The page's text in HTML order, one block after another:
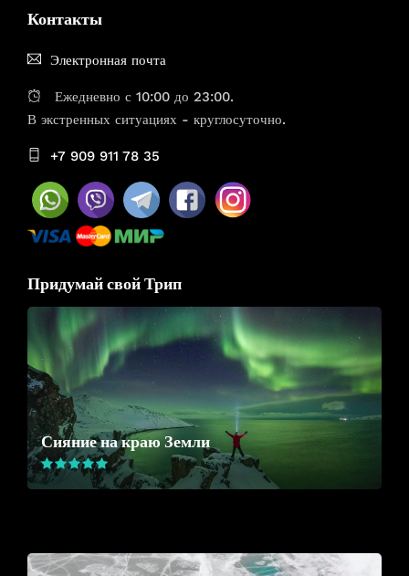
Контакты
Электронная почта
Ежедневно с 10:00 до 23:00.
В экстренных ситуациях - круглосуточно.
+7 909 911 78 35
Придумай свой Трип
Сияние на краю Земли